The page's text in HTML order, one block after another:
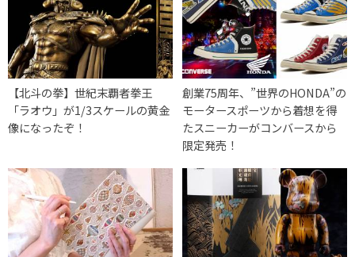
【北斗の拳】世紀末覇者拳王
「ラオウ」が1/3スケールの黄金
像になったぞ！
創業75周年、”世界のHONDA”の
モータースポーツから着想を得
たスニーカーがコンバースから
限定発売！